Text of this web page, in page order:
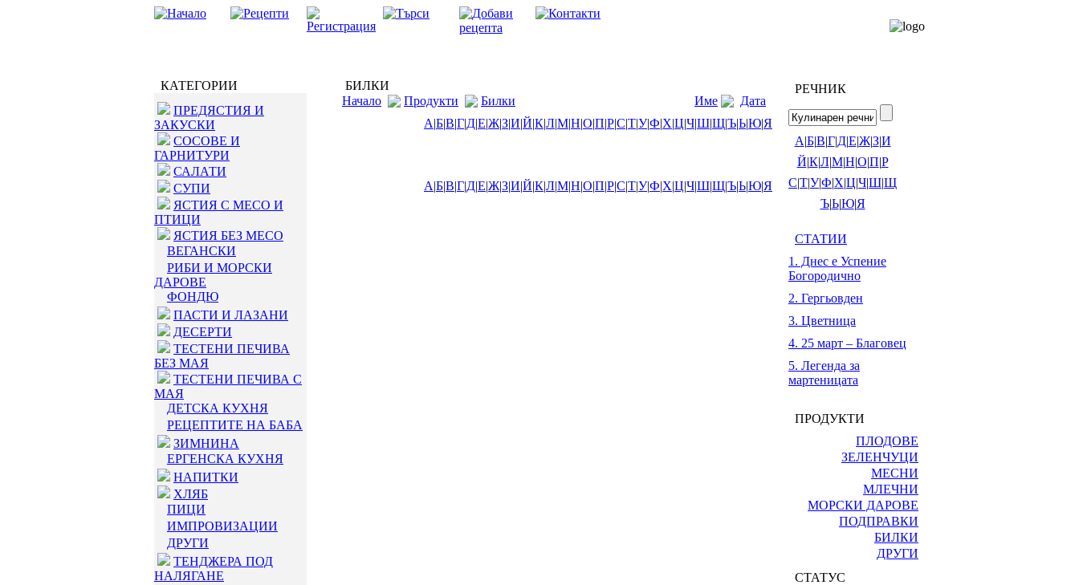
КАТЕГОРИИ
ПРЕДЯСТИЯ И
ЗАКУСКИ
СОСОВЕ И
ГАРНИТУРИ
САЛАТИ
СУПИ
ЯСТИЯ С МЕСО И
ПТИЦИ
ЯСТИЯ БЕЗ МЕСО
ВЕГАНСКИ
РИБИ И МОРСКИ
ДАРОВЕ
ФОНДЮ
ПАСТИ И ЛАЗАНИ
ДЕСЕРТИ
ТЕСТЕНИ ПЕЧИВА
БЕЗ МАЯ
ТЕСТЕНИ ПЕЧИВА С
МАЯ
ДЕТСКА КУХНЯ
РЕЦЕПТИТЕ НА БАБА
ЗИМНИНА
ЕРГЕНСКА КУХНЯ
НАПИТКИ
ХЛЯБ
ПИЦИ
ИМПРОВИЗАЦИИ
ДРУГИ
ТЕНДЖЕРА ПОД
НАЛЯГАНЕ
БИЛКИ
Начало
Продукти Билки Име
Дата
А|Б|В|Г|Д|Е|Ж|З|И|Й|К|Л|М|Н|О|П|Р|С|Т|У|Ф|Х|Ц|Ч|Ш|Щ|Ъ|Ь|Ю|Я
А|Б|В|Г|Д|Е|Ж|З|И|Й|К|Л|М|Н|О|П|Р|С|Т|У|Ф|Х|Ц|Ч|Ш|Щ|Ъ|Ь|Ю|Я
РЕЧНИК
А|Б|В|Г|Д|Е|Ж|З|И
Й|К|Л|М|Н|О|П|Р
С|Т|У|Ф|Х|Ц|Ч|Ш|Щ
Ъ|Ь|Ю|Я
СТАТИИ
1. Днес е Успение
Богородично
2. Гергьовден
3. Цветница
4. 25 март – Благовец
5. Легенда за
мартеницата
ПРОДУКТИ
ПЛОДОВЕ
ЗЕЛЕНЧУЦИ
МЕСНИ
МЛЕЧНИ
МОРСКИ ДАРОВЕ
ПОДПРАВКИ
БИЛКИ
ДРУГИ
СТАТУС